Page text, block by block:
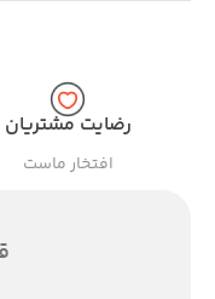
رضایت مشتریان
افتخار ماست